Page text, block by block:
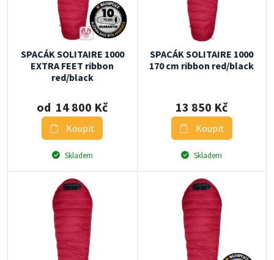
SPACÁK SOLITAIRE 1000
EXTRA FEET ribbon
red/black
od 14 800 Kč
Koupit
Skladem
SPACÁK SOLITAIRE 1000
170 cm ribbon red/black
13 850 Kč
Koupit
Skladem